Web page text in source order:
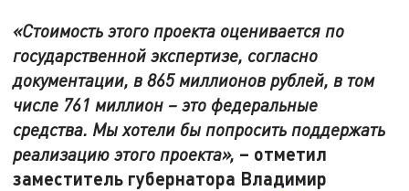
«Стоимость этого проекта оценивается по
государственной экспертизе, согласно
документации, в 865 миллионов рублей, в том
числе 761 миллион – это федеральные
средства. Мы хотели бы попросить поддержать
реализацию этого проекта», – отметил
заместитель губернатора Владимир